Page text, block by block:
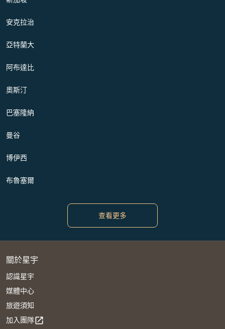
安克拉治
亞特蘭大
阿布達比
奧斯汀
巴塞隆納
曼谷
博伊西
布魯塞爾
查看更多
關於星宇
認識星宇
媒體中心
旅遊須知
加入團隊open_in_new